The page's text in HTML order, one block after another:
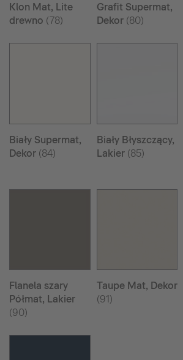
Klon Mat, Lite
drewno (78)
Grafit Supermat,
Dekor(80)
Biały Supermat,
Dekor (84)
Biały Błyszczący,
Lakier(85)
Flanela szary
Półmat, Lakier
(90)
Taupe Mat, Dekor
(91)